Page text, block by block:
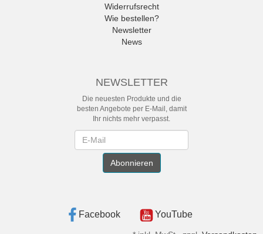
Widerrufsrecht
Wie bestellen?
Newsletter
News
NEWSLETTER
Die neuesten Produkte und die
besten Angebote per E-Mail, damit
Ihr nichts mehr verpasst.
Abonnieren
Facebook YouTube